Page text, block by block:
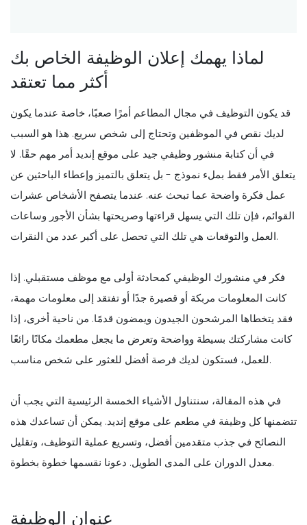
لماذا يهمك إعلان الوظيفة الخاص بك
أكثر مما تعتقد
قد يكون التوظيف في مجال المطاعم أمرًا صعبًا، خاصة عندما يكون
لديك نقص في الموظفين وتحتاج إلى شخص سريع. هذا هو السبب
في أن كتابة منشور وظيفي جيد على موقع إنديد أمر مهم حقًا. لا
يتعلق الأمر فقط بملء نموذج - بل يتعلق بالتميز وإعطاء الباحثين عن
عمل فكرة واضحة عما تبحث عنه. عندما يتصفح الأشخاص عشرات
القوائم، فإن تلك التي يسهل قراءتها وصريحتها بشأن الأجور وساعات
العمل والتوقعات هي تلك التي تحصل على أكبر عدد من النقرات.
فكر في منشورك الوظيفي كمحادثة أولى مع موظف مستقبلي. إذا
كانت المعلومات مربكة أو قصيرة جدًا أو تفتقد إلى معلومات مهمة،
فقد يتخطاها المرشحون الجيدون ويمضون قدمًا. من ناحية أخرى، إذا
كانت مشاركتك بسيطة وواضحة وتعرض ما يجعل مطعمك مكانًا رائعًا
للعمل، فستكون لديك فرصة أفضل للعثور على شخص مناسب.
في هذه المقالة، سنتناول الأشياء الخمسة الرئيسية التي يجب أن
تتضمنها كل وظيفة في مطعم على موقع إنديد. يمكن أن تساعدك هذه
النصائح في جذب متقدمين أفضل، وتسريع عملية التوظيف، وتقليل
معدل الدوران على المدى الطويل. دعونا نقسمها خطوة بخطوة.
عنوان الوظيفة